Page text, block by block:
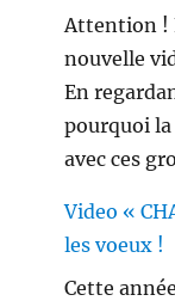
Attention !
nouvelle
En
pourquoi
avec ces
Video «
les voeux !
Cette